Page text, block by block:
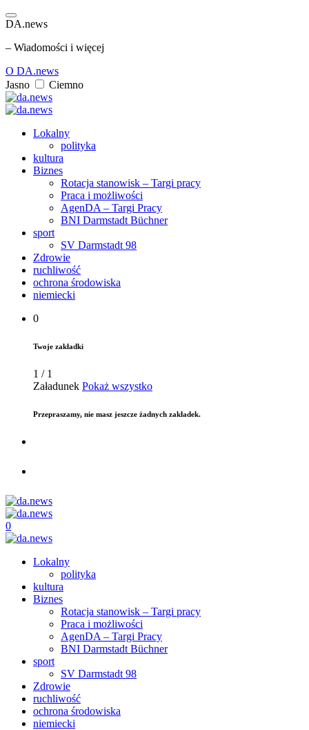
DA.news
– Wiadomości i więcej
O DA.news
Jasno
Ciemno
Lokalny
polityka
kultura
Biznes
Rotacja stanowisk – Targi pracy
Praca i możliwości
AgenDA – Targi Pracy
BNI Darmstadt Büchner
sport
SV Darmstadt 98
Zdrowie
ruchliwość
ochrona środowiska
niemiecki
0
Twoje zakładki
1 / 1
Załadunek Pokaż wszystko
Przepraszamy, nie masz jeszcze żadnych zakładek.
0
Lokalny
polityka
kultura
Biznes
Rotacja stanowisk – Targi pracy
Praca i możliwości
AgenDA – Targi Pracy
BNI Darmstadt Büchner
sport
SV Darmstadt 98
Zdrowie
ruchliwość
ochrona środowiska
niemiecki